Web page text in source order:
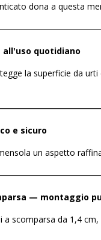
dona a questa
quotidiano
la superficie da
e sicuro
un aspetto
— montaggio
scomparsa da 1,4